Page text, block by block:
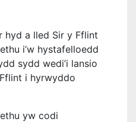
hyd a lled Sir y Fflint
i’w hystafelloedd
sydd wedi’i lansio
i hyrwyddo
yw codi